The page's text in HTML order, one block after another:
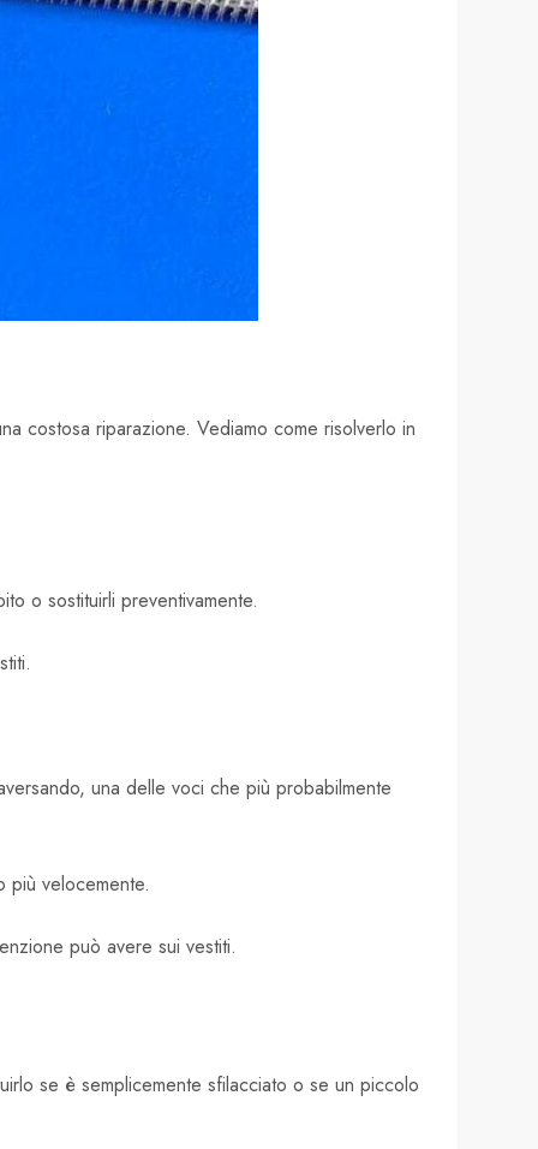
costosa riparazione. Vediamo come risolverlo in
o sostituirli preventivamente.
una delle voci che più probabilmente
più velocemente.
può avere sui vestiti.
se è semplicemente sfilacciato o se un piccolo